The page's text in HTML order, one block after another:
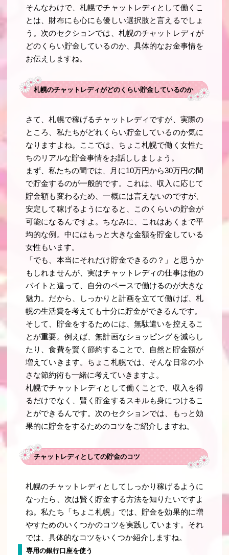
そんなわけで、札幌でチャットレディとして働くこ
とは、財布にも心にも優しい選択肢と言えるでしょ
う。次のセクションでは、札幌のチャットレディが
どのくらい貯金しているのか、具体的なお金事情を
お伝えしますね。
札幌のチャットレディがどのくらい貯金しているのか
さて、札幌で稼げるチャットレディですが、実際の
ところ、私たちがどれくらい貯金しているのか気に
なりますよね。ここでは、ちょこ札幌で働く女性た
ちのリアルな貯金事情をお話ししましょう。
まず、私たちの間では、月に10万円から30万円の間
で貯金するのが一般的です。これは、収入に応じて
貯金額も変わるため、一概には言えないのですが、
安定して稼げるようになると、このくらいの貯金が
可能になるんですよ。ちなみに、これはあくまで平
均的な例。中にはもっと大きな金額を貯金している
女性もいます。
「でも、本当にそれだけ貯金できるの？」と思うか
もしれませんが、実はチャットレディの仕事は他の
バイトと違って、自分のペースで働けるのが大きな
魅力。だから、しっかりと計画を立てて働けば、札
幌の生活費を考えても十分に貯金ができるんです。
そして、貯金をするためには、無駄遣いを控えるこ
とが重要。例えば、無計画なショッピングを減らし
たり、食費を賢く節約することで、自然と貯金額が
増えていきます。ちょこ札幌では、そんな日常の小
さな節約術も一緒に考えていきますよ。
札幌でチャットレディとして働くことで、収入を得
るだけでなく、賢く貯金するスキルも身につけるこ
とができるんです。次のセクションでは、もっと効
果的に貯金をするためのコツをご紹介しますね。
チャットレディとしての貯金のコツ
札幌のチャットレディとしてしっかり稼げるように
なったら、次は賢く貯金する方法を知りたいですよ
ね。私たち「ちょこ札幌」では、貯金を効果的に増
やすためのいくつかのコツを実践しています。それ
では、具体的なコツをいくつか紹介しますね。
専用の銀行口座を使う